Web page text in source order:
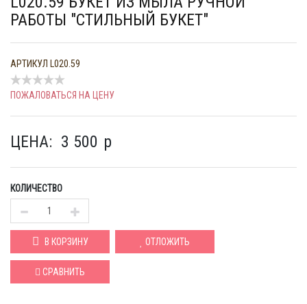
РАБОТЫ "СТИЛЬНЫЙ БУКЕТ"
АРТИКУЛ L020.59
ПОЖАЛОВАТЬСЯ НА ЦЕНУ
ЦЕНА: 3 500 p
КОЛИЧЕСТВО
В КОРЗИНУ ОТЛОЖИТЬ
СРАВНИТЬ